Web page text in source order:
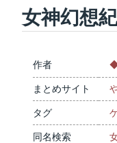
女神幻想
作者
まとめサイト
タグ
同名検索